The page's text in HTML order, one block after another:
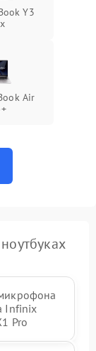
Y3
Air
Infinix
Pro